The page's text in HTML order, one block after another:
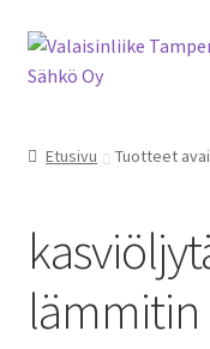
Siirry
navigointiin
Siirry
sisältöön
Tarjoustuotteet
Radiot&Tuulettimet
Etusivu Tuotteet
lämmitin